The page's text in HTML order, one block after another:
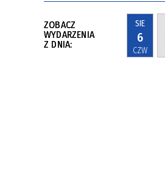
ZOBACZ
WYDARZENIA
Z DNIA:
SIE
6
CZW